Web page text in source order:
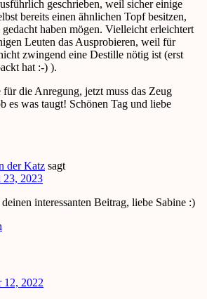
geschrieben, weil sicher einige
bereits einen ähnlichen Topf besitzen,
haben mögen. Vielleicht erleichtert
Leuten das Ausprobieren, weil für
zwingend eine Destille nötig ist (erst
hat :-) ).
die Anregung, jetzt muss das Zeug
es was taugt! Schönen Tag und liebe
der Katz sagt
23, 2023
interessanten Beitrag, liebe Sabine :)
12, 2022